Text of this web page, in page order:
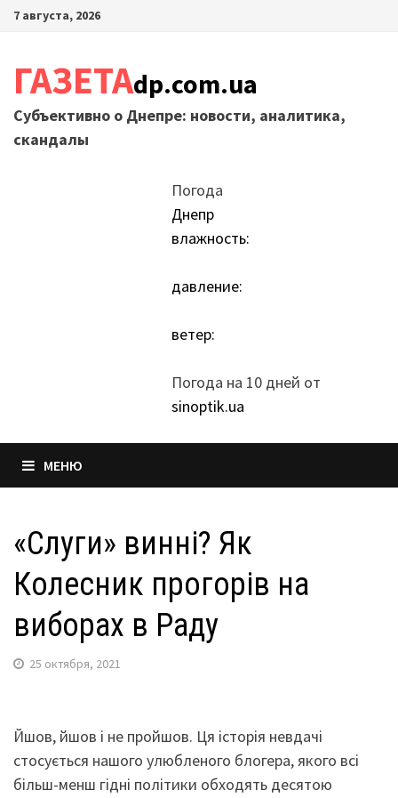
Перейти
7 августа, 2026
ГАЗЕТАdp.com.ua
Субъективно о Днепре: новости, аналитика,
скандалы
Погода
Днепр
влажность:
давление:
ветер:
Погода на 10 дней от
sinoptik.ua
МЕНЮ
«Слуги» винні? Як
Колесник прогорів на
виборах в Раду
25 октября, 2021
Йшов, йшов і не пройшов. Ця історія невдачі
стосується нашого улюбленого блогера, якого всі
більш-менш гідні політики обходять десятою